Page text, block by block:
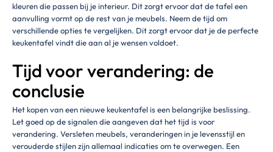
kleuren die passen bij je interieur. Dit zorgt ervoor dat de tafel een
aanvulling vormt op de rest van je meubels. Neem de tijd om
verschillende opties te vergelijken. Dit zorgt ervoor dat je de perfecte
keukentafel vindt die aan al je wensen voldoet.
Tijd voor verandering: de
conclusie
Het kopen van een nieuwe keukentafel is een belangrijke beslissing.
Let goed op de signalen die aangeven dat het tijd is voor
verandering. Versleten meubels, veranderingen in je levensstijl en
verouderde stijlen zijn allemaal indicaties om te overwegen. Een